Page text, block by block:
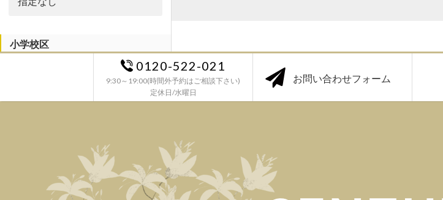
小学校区
0120-522-021
9:30～19:00(時間外予約はご相談下さい)
定休日/水曜日
お問い合わせフォーム